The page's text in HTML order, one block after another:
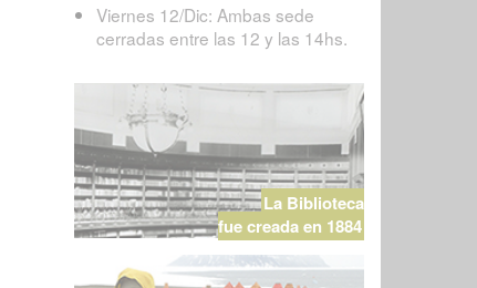
Viernes 12/Dic: Ambas sede
cerradas entre las 12 y las 14hs.
La Biblioteca
fue creada en 1884